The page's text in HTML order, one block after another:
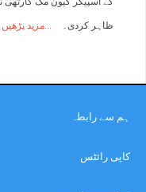
ظاہر کردی۔ مزید پڑھیں
ہم سے رابطہ
کاپی رائٹس